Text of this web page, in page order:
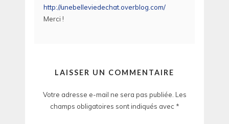
http://unebelleviedechat.overblog.com/
Merci !
LAISSER UN COMMENTAIRE
Votre adresse e-mail ne sera pas publiée. Les
champs obligatoires sont indiqués avec *